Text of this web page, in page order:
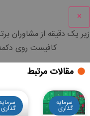
×
زیر یک دقیقه از مشاوران
کافیست روی
مقالات مرتبط
سرمایه
گذاری گذاری